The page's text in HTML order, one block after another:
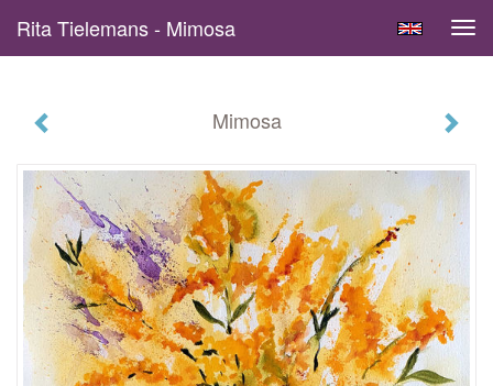
Rita Tielemans - Mimosa
Mimosa